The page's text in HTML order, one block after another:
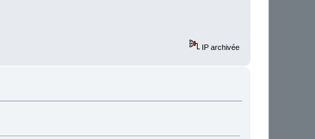
IP archivée